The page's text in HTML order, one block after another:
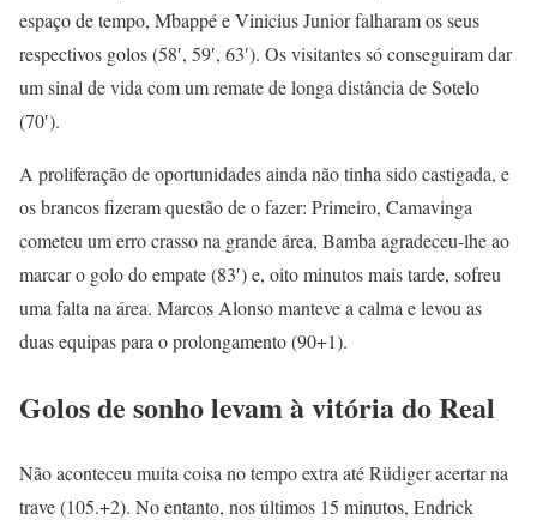
espaço de tempo, Mbappé e Vinicius Junior falharam os seus
respectivos golos (58′, 59′, 63′). Os visitantes só conseguiram dar
um sinal de vida com um remate de longa distância de Sotelo
(70′).
A proliferação de oportunidades ainda não tinha sido castigada, e
os brancos fizeram questão de o fazer: Primeiro, Camavinga
cometeu um erro crasso na grande área, Bamba agradeceu-lhe ao
marcar o golo do empate (83′) e, oito minutos mais tarde, sofreu
uma falta na área. Marcos Alonso manteve a calma e levou as
duas equipas para o prolongamento (90+1).
Golos de sonho levam à vitória do Real
Não aconteceu muita coisa no tempo extra até Rüdiger acertar na
trave (105.+2). No entanto, nos últimos 15 minutos, Endrick